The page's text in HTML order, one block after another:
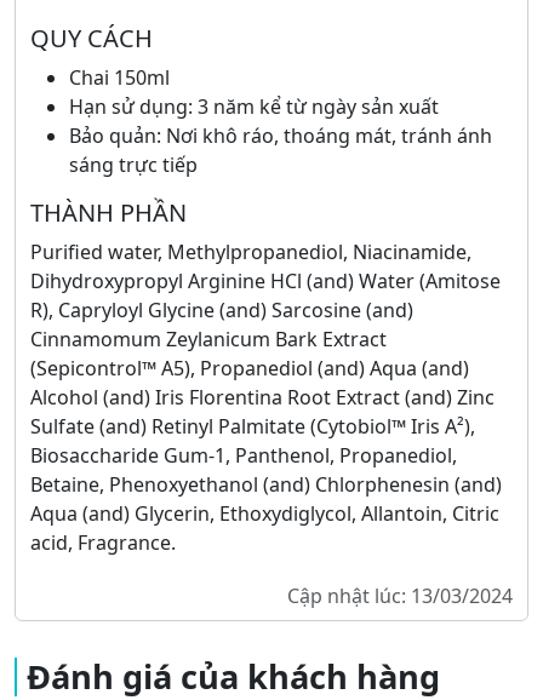
QUY CÁCH
Chai 150ml
Hạn sử dụng: 3 năm kể từ ngày sản xuất
Bảo quản: Nơi khô ráo, thoáng mát, tránh ánh
sáng trực tiếp
THÀNH PHẦN
Purified water, Methylpropanediol, Niacinamide,
Dihydroxypropyl Arginine HCl (and) Water (Amitose
R), Capryloyl Glycine (and) Sarcosine (and)
Cinnamomum Zeylanicum Bark Extract
(Sepicontrol™ A5), Propanediol (and) Aqua (and)
Alcohol (and) Iris Florentina Root Extract (and) Zinc
Sulfate (and) Retinyl Palmitate (Cytobiol™ Iris A²),
Biosaccharide Gum-1, Panthenol, Propanediol,
Betaine, Phenoxyethanol (and) Chlorphenesin (and)
Aqua (and) Glycerin, Ethoxydiglycol, Allantoin, Citric
acid, Fragrance.
Cập nhật lúc: 13/03/2024
Đánh giá của khách hàng